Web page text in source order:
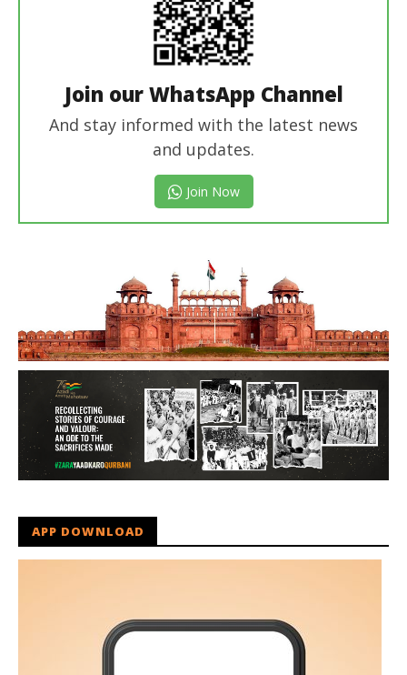
Join our WhatsApp Channel
And stay informed with the latest news
and updates.
Join Now
APP DOWNLOAD